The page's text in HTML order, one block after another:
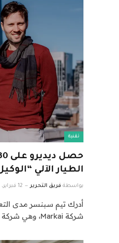
تقنية
الطيار الآلي
بواسطة فريق التحرير 12 فبراير، 2026
أدرك تيم سبنسر مدى
شركة Markai، وهي شركة ناشئة…